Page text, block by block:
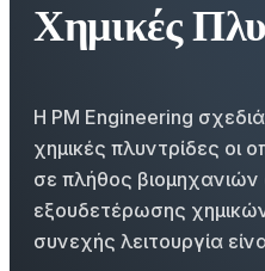
Χημικές
Η PM Engineering
χημικές πλυντρίδες οι
σε πλήθος
εξουδετέρωσης
συνεχής λειτουργία